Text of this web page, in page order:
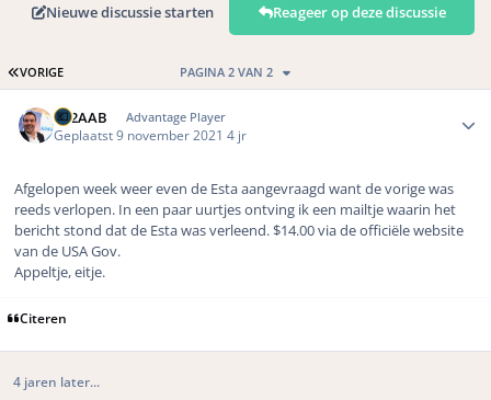
Nieuwe discussie starten Reageer op deze discussie
EERSTE PAGINA
VORIGE PAGINA 2 VAN 2
PE2AAB Advantage Player
Geplaatst9 november 20214 jr
Afgelopen week weer even de Esta aangevraagd want de vorige was
reeds verlopen. In een paar uurtjes ontving ik een mailtje waarin het
bericht stond dat de Esta was verleend. $14.00 via de officiële website
van de USA Gov.
Appeltje, eitje.
Citeren
4 jaren later...